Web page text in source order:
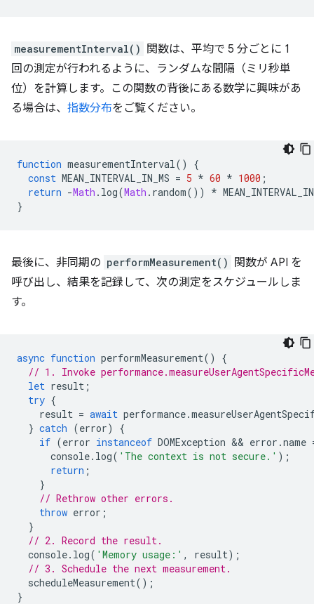
measurementInterval()
関数は、平均で 5 分ごとに 1
回の測定が行われるように、ランダムな間隔（ミリ秒単
位）を計算します。この関数の背後にある数学に興味があ
る場合は、 指数分布をご覧ください。
function measurementInterval()
{
const MEAN_INTERVAL_IN_MS = 5 * 60 * 1000 ;
return -Math . log(Math . random()) *
}
最後に、非同期の performMeasurement()
関数が API を
呼び出し、結果を記録して、次の測定をスケジュールしま
す。
async function performMeasurement()
{
// 1. Invoke
let result ;
try {
result = await performance.
} catch (error)
{
if (error instanceof DOMException && error .name
console. log( 'The context is not secure.' );
return ;
}
// Rethrow other errors.
throw error ;
}
// 2. Record the result.
console. log( 'Memory usage:' , result);
// 3. Schedule the next measurement.
scheduleMeasurement();
}